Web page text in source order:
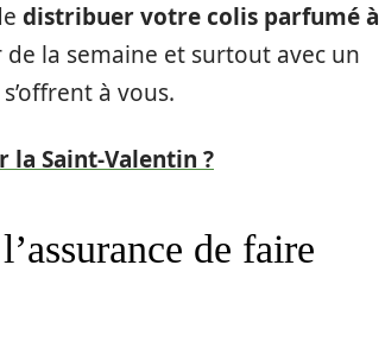
distribuer votre colis parfumé à
de la semaine et surtout avec un
à vous.
Saint-Valentin ?
de faire